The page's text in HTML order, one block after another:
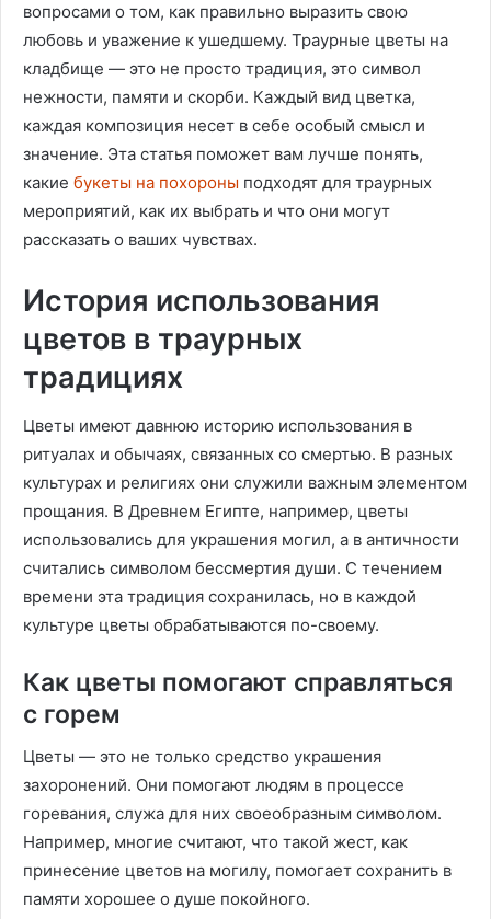
вопросами о том, как правильно выразить свою
любовь и уважение к ушедшему. Траурные цветы на
кладбище — это не просто традиция, это символ
нежности, памяти и скорби. Каждый вид цветка,
каждая композиция несет в себе особый смысл и
значение. Эта статья поможет вам лучше понять,
какие букеты на похороны подходят для траурных
мероприятий, как их выбрать и что они могут
рассказать о ваших чувствах.
История использования
цветов в траурных
традициях
Цветы имеют давнюю историю использования в
ритуалах и обычаях, связанных со смертью. В разных
культурах и религиях они служили важным элементом
прощания. В Древнем Египте, например, цветы
использовались для украшения могил, а в античности
считались символом бессмертия души. С течением
времени эта традиция сохранилась, но в каждой
культуре цветы обрабатываются по-своему.
Как цветы помогают справляться
с горем
Цветы — это не только средство украшения
захоронений. Они помогают людям в процессе
горевания, служа для них своеобразным символом.
Например, многие считают, что такой жест, как
принесение цветов на могилу, помогает сохранить в
памяти хорошее о душе покойного.